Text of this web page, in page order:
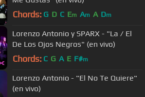
Chords: G D C Em Am A Dm
Lorenzo Antonio y SPARX - "La / El
De Los Ojos Negros" (en vivo)
Chords: C G A E F#m
Lorenzo Antonio - "El No Te Quiere"
(en vivo)